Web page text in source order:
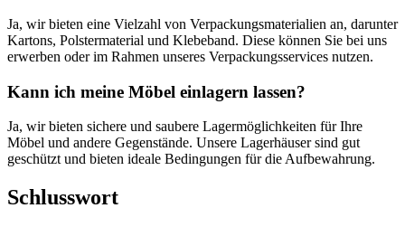
Ja, wir bieten eine Vielzahl von Verpackungsmaterialien an, darunter
Kartons, Polstermaterial und Klebeband. Diese können Sie bei uns
erwerben oder im Rahmen unseres Verpackungsservices nutzen.
Kann ich meine Möbel einlagern lassen?
Ja, wir bieten sichere und saubere Lagermöglichkeiten für Ihre
Möbel und andere Gegenstände. Unsere Lagerhäuser sind gut
geschützt und bieten ideale Bedingungen für die Aufbewahrung.
Schlusswort